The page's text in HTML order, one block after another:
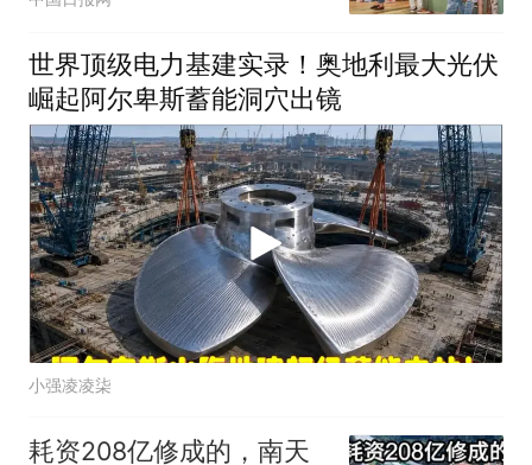
世界顶级电力基建实录！奥地利最大光伏
崛起阿尔卑斯蓄能洞穴出镜
小强凌凌柒
耗资208亿修成的，南天